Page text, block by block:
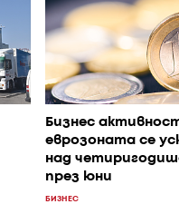
Бизнес
еврозоната се
над
през юни
БИЗНЕС